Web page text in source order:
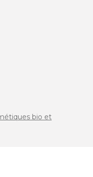
bio et